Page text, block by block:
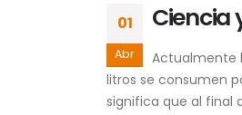
01
Abr
Ciencia
Actualmente
litros se consumen
significa que al final